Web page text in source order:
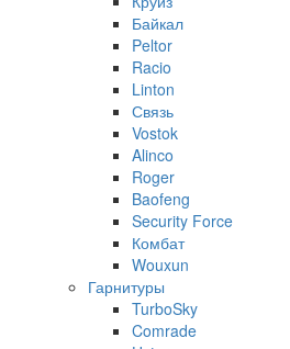
Байкал
Peltor
Racio
Linton
Связь
Vostok
Alinco
Roger
Baofeng
Security Force
Комбат
Wouxun
Гарнитуры
TurboSky
Comrade